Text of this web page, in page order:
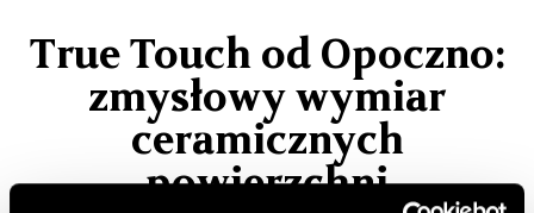
True Touch od Opoczno:
zmysłowy wymiar
ceramicznych
powierzchni